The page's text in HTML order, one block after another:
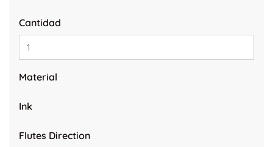
Cantidad
Material
Ink
Flutes Direction